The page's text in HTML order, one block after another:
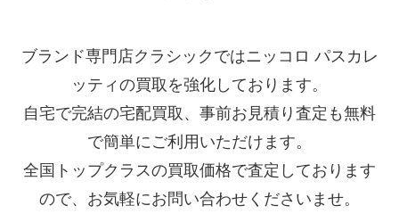
ブランド専門店クラシックではニッコロ パスカレ
ッティの買取を強化しております。
自宅で完結の宅配買取、事前お見積り査定も無料
で簡単にご利用いただけます。
全国トップクラスの買取価格で査定しております
ので、お気軽にお問い合わせくださいませ。